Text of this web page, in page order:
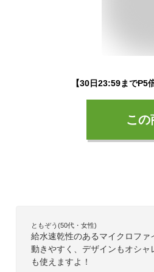
こ
ともぞう(50代・女性)
給水速乾性のあるマイクロフ
動きやすく、デザインもオシ
も使えますよ！